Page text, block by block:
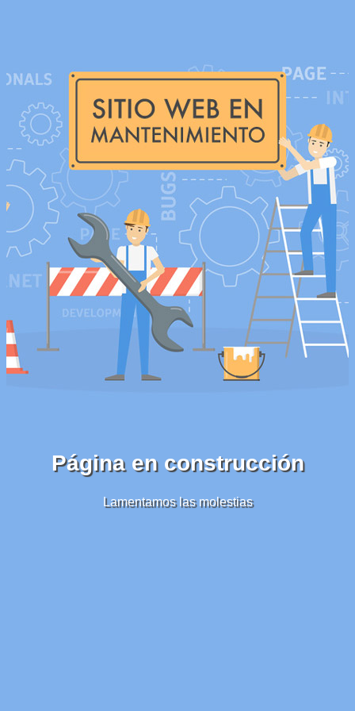
Página en construcción
Lamentamos las molestias